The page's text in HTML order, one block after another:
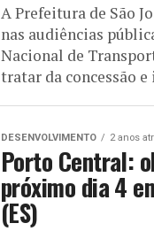
A Prefeitura de São
nas audiências
Nacional de
tratar da concessão
DESENVOLVIMENTO 2 anos
Porto Central:
próximo dia 4
(ES)